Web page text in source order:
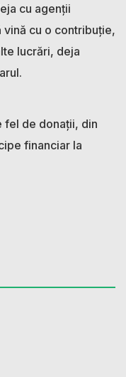
cu agenții
vină cu o contribuție,
lucrări, deja
fel de donații, din
financiar la